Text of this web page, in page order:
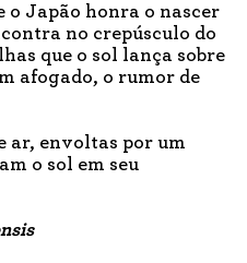
o Japão honra o nascer
no crepúsculo do
que o sol lança sobre
afogado, o rumor de
ar, envoltas por um
o sol em seu